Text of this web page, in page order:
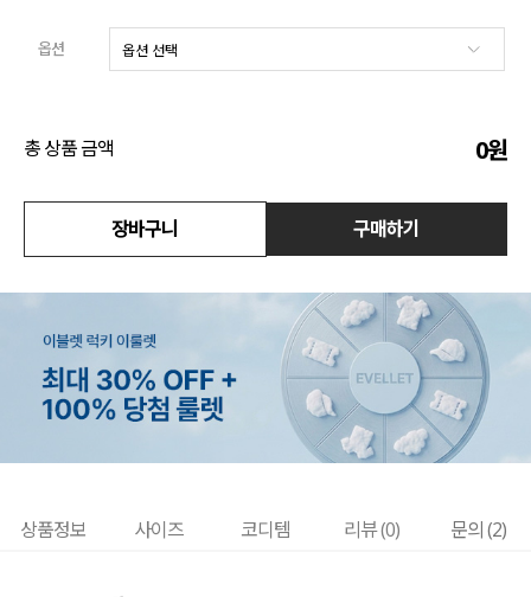
코디템
옵션
총 상품 금액 0원
장바구니 구매하기
상품정보 사이즈 코디템 리뷰 (0) 문의 (2)